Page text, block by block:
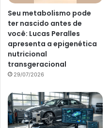
Seu metabolismo pode
ter nascido antes de
você: Lucas Peralles
apresenta a epigenética
nutricional
transgeracional
29/07/2026